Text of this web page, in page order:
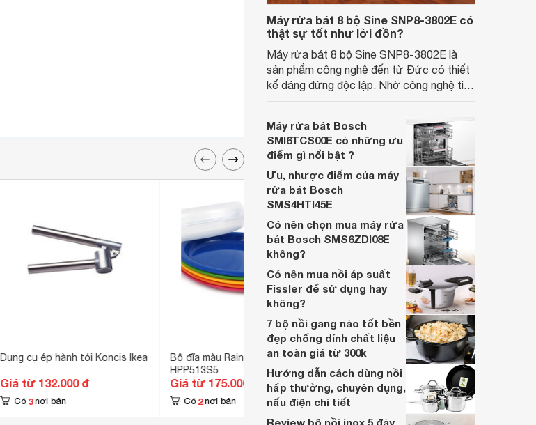
Dụng cụ ép hành tỏi Koncis Ikea
Giá từ 132.000 đ
Có 3 nơi bán
Bộ đĩa màu Rainbow 5P
HPP513S5
Giá từ 175.000 đ
Có 2 nơi bán
Thố trộn 135024
Giá từ 135.000 đ
Máy rửa bát 8 bộ Sine SNP8-3802E có
thật sự tốt như lời đồn?
Máy rửa bát 8 bộ Sine SNP8-3802E là
sản phẩm công nghệ đến từ Đức có thiết
kế dáng đứng độc lập. Nhờ công nghệ tiên
cụ nhà bếp một cách nhanh chóng.
Máy rửa bát Bosch
SMI6TCS00E có những ưu
điểm gì nổi bật ?
Ưu, nhược điểm của máy
rửa bát Bosch
SMS4HTI45E
Có nên chọn mua máy rửa
bát Bosch SMS6ZDI08E
không?
Có nên mua nồi áp suất
Fissler để sử dụng hay
không?
7 bộ nồi gang nào tốt bền
đẹp chống dính chất liệu
an toàn giá từ 300k
Hướng dẫn cách dùng nồi
hấp thường, chuyên dụng,
nấu điện chi tiết
Review bộ nồi inox 5 đáy